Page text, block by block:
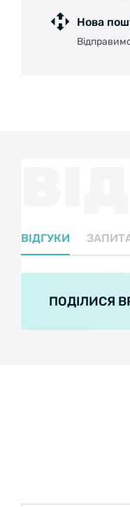
Нова
ВІДГУКИ
ПОДІЛИСЯ